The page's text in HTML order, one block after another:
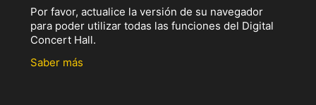
Por favor, actualice la versión de su navegador
para poder utilizar todas las funciones del Digital
Concert Hall.
Saber más